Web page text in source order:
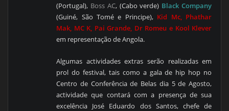
(Portugal), Boss AC, (Cabo verde) Black Company
(Guiné, São Tomé e Principe), Kid Mc, Phathar
Mak, MC K, Pai Grande, Dr Romeu e Kool Klever
em representação de Angola.
Algumas actividades extras serão realizadas em
prol do festival, tais como a gala de hip hop no
Centro de Conferência de Belas dia 5 de Agosto,
actividade que contará com a presença de sua
excelência José Eduardo dos Santos, chefe de